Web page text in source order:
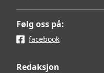
Følg oss på:
facebook
Redaksjon